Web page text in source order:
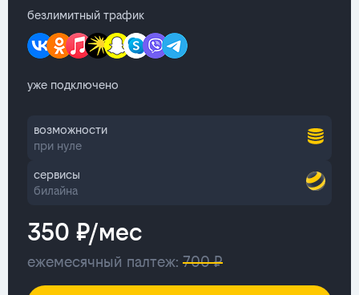
безлимитный трафик
уже подключено
возможности
при нуле
сервисы
билайна
350 ₽/мес
ежемесячный палтеж: 700 ₽